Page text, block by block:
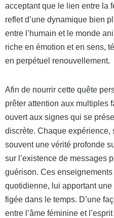
acceptant que le lien entre la
reflet d’une dynamique bien
entre l’humain et le monde
riche en émotion et en sens,
en perpétuel renouvellement.
Afin de nourrir cette quête
prêter attention aux multiples
ouvert aux signes qui se
discrète. Chaque
souvent une vérité profonde
sur l’existence de messages
guérison. Ces
quotidienne, lui apportant
figée dans le temps. D’une
entre l’âme féminine et